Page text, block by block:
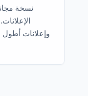
وإعلانات أطول